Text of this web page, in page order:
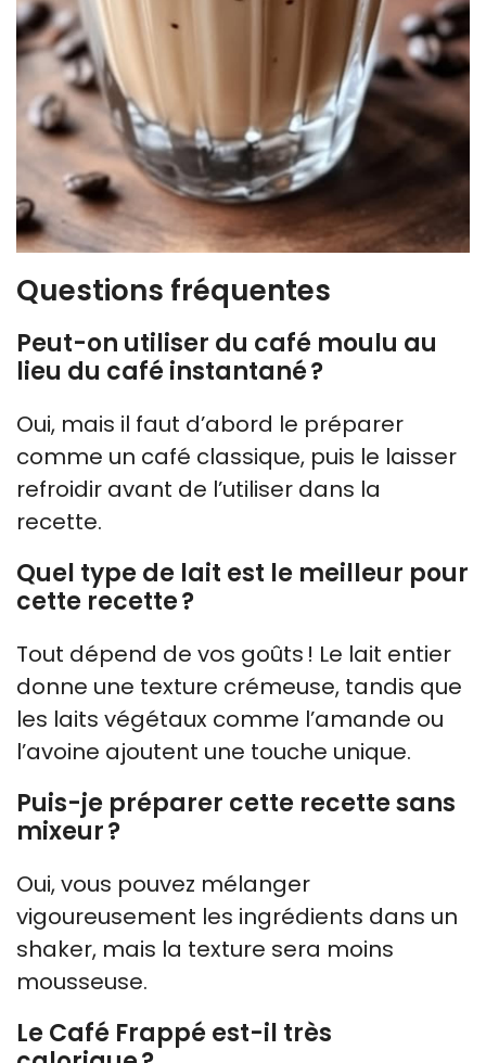
Questions fréquentes
Peut-on utiliser du café moulu au
lieu du café instantané ?
Oui, mais il faut d’abord le préparer
comme un café classique, puis le laisser
refroidir avant de l’utiliser dans la
recette.
Quel type de lait est le meilleur pour
cette recette ?
Tout dépend de vos goûts ! Le lait entier
donne une texture crémeuse, tandis que
les laits végétaux comme l’amande ou
l’avoine ajoutent une touche unique.
Puis-je préparer cette recette sans
mixeur ?
Oui, vous pouvez mélanger
vigoureusement les ingrédients dans un
shaker, mais la texture sera moins
mousseuse.
Le Café Frappé est-il très